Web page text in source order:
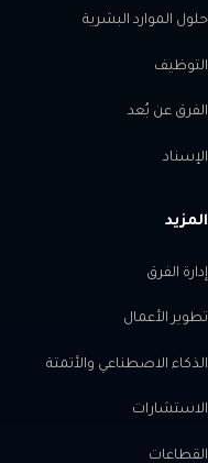
حلول الموارد البشرية
التوظيف
الفرق عن بُعد
الإسناد
المزيد
إدارة الفرق
تطوير الأعمال
الذكاء الاصطناعي والأتمتة
الاستشارات
القطاعات